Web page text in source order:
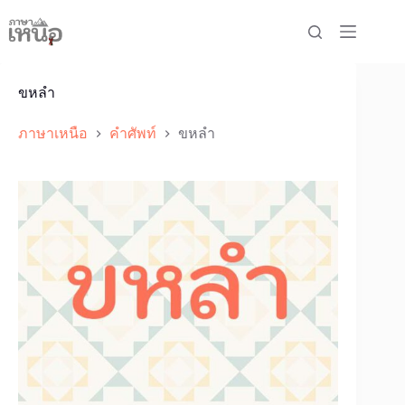
to
content
ขหลำ
ภาษาเหนือ คำศัพท์ ขหลำ